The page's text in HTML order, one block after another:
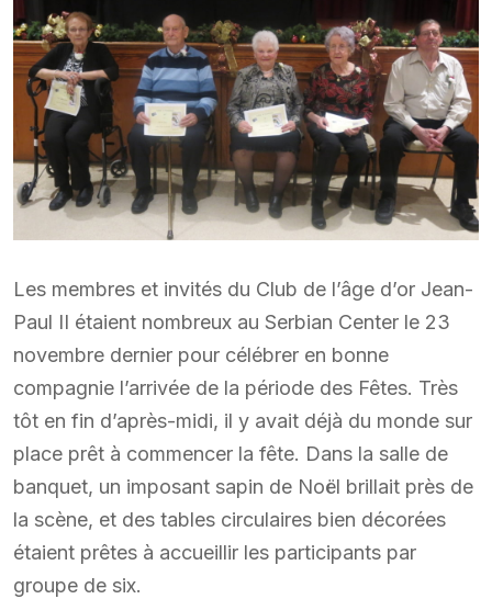
Les membres et invités du Club de l’âge d’or Jean-
Paul II étaient nombreux au Serbian Center le 23
novembre dernier pour célébrer en bonne
compagnie l’arrivée de la période des Fêtes. Très
tôt en fin d’après-midi, il y avait déjà du monde sur
place prêt à commencer la fête. Dans la salle de
banquet, un imposant sapin de Noël brillait près de
la scène, et des tables circulaires bien décorées
étaient prêtes à accueillir les participants par
groupe de six.